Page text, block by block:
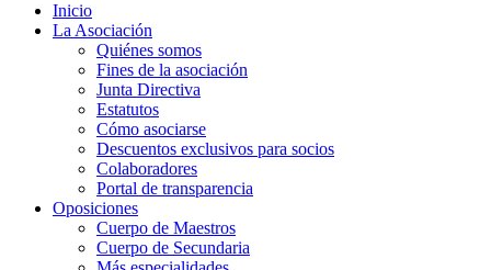
Inicio
La Asociación
Quiénes somos
Fines de la asociación
Junta Directiva
Estatutos
Cómo asociarse
Descuentos exclusivos para socios
Colaboradores
Portal de transparencia
Oposiciones
Cuerpo de Maestros
Cuerpo de Secundaria